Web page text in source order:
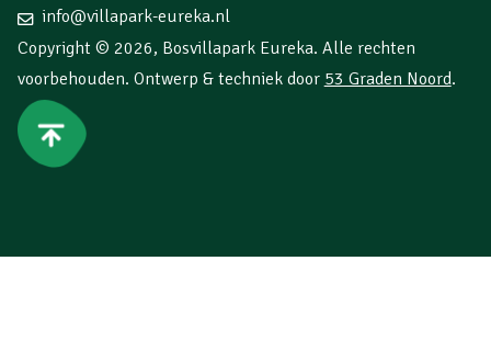
info@villapark-eureka.nl
Copyright © 2026, Bosvillapark Eureka. Alle rechten
voorbehouden. Ontwerp & techniek door 53 Graden Noord.